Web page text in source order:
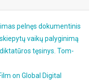
pelnęs dokumentinis
vaikų palyginimą
tęsinys. Tom-
on Global Digital